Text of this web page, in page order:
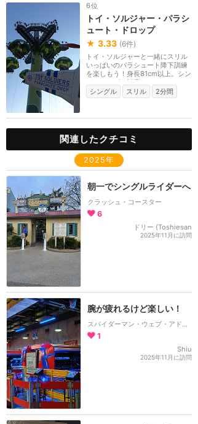
6位
トイ・ソルジャー・パラシ
ュート・ドロップ
★ 3.33 (6件)
トイ・ソルジャーと一緒にスリル
いっぱいのパラシュート降下訓練
を楽しもう！身長81cm以上。シン
グルライダー対応...
シングル
スリル 2分間
関連したクチコミ
2025年
朝一でシングルライダーへ
クラッシュ・コースター
6
ドリー (Toshiesan
2025年11月に訪問
腕が疲れるけど楽しい！
スパイダーマン・ウェブ・アドベンチャー
1
Shiu
2025年11月に訪問